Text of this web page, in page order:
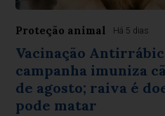
Proteção animal Há 5 dias
Vacinação
campanha imuniza
de agosto; raiva é
pode matar